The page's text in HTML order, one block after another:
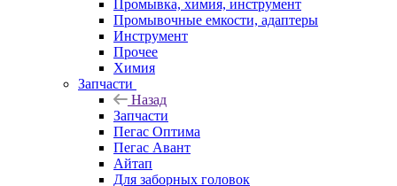
Промывка, химия, инструмент
Промывочные емкости, адаптеры
Инструмент
Прочее
Химия
Запчасти
Назад
Запчасти
Пегас Оптима
Пегас Авант
Айтап
Для заборных головок